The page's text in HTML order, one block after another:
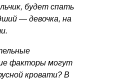
будет спать
— девочка, на
факторы могут
кровати? В